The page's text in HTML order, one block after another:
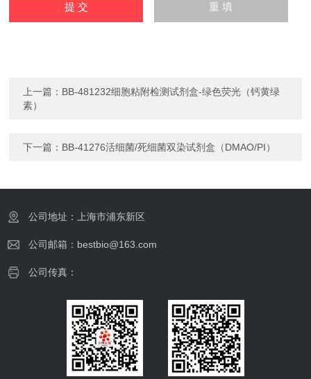
上一篇： BB-481232细胞粘附检测试剂盒-绿色荧光（钙黄绿
素）
下一篇： BB-41276活细菌/死细菌双染试剂盒（DMAO/PI）
公司地址：上海市浦东新区
公司邮箱：bestbio@163.com
公司传真：